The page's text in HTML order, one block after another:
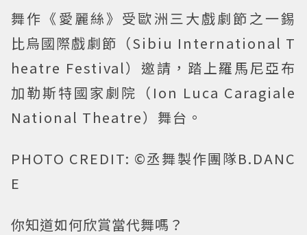
舞作《愛麗絲》受歐洲三大戲劇節之一錫
比烏國際戲劇節（Sibiu International T
heatre Festival）邀請，踏上羅馬尼亞布
加勒斯特國家劇院（Ion Luca Caragiale
National Theatre）舞台。
PHOTO CREDIT: ©丞舞製作團隊B.DANC
E
你知道如何欣賞當代舞嗎？